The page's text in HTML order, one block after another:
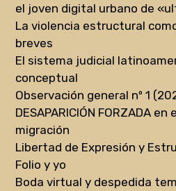
el joven digital urbano de
La violencia estructural
breves
El sistema judicial
conceptual
Observación general nº 1
DESAPARICIÓN FORZADA
migración
Libertad de Expresión y
Folio y yo
Boda virtual y despedida